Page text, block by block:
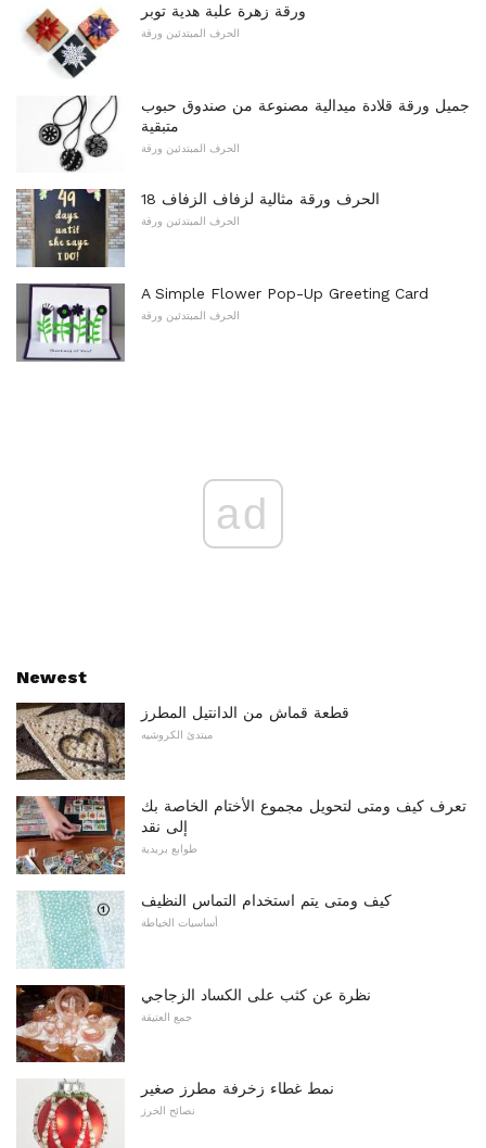
ورقة زهرة علبة هدية توبر
الحرف المبتدئين ورقة
جميل ورقة قلادة ميدالية مصنوعة من صندوق حبوب
متبقية
الحرف المبتدئين ورقة
18 الحرف ورقة مثالية لزفاف الزفاف
الحرف المبتدئين ورقة
A Simple Flower Pop-Up Greeting Card
الحرف المبتدئين ورقة
ad
Newest
قطعة قماش من الدانتيل المطرز
مبتدئ الكروشيه
تعرف كيف ومتى لتحويل مجموع الأختام الخاصة بك
إلى نقد
طوابع بريدية
كيف ومتى يتم استخدام التماس النظيف
أساسيات الخياطة
نظرة عن كثب على الكساد الزجاجي
جمع العتيقة
نمط غطاء زخرفة مطرز صغير
نصائح الخرز